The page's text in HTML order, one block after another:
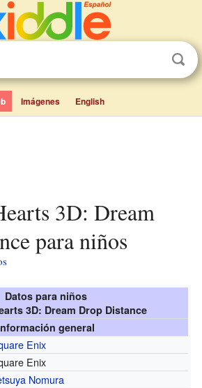
Imágenes English
para niños
Datos para niños
3D: Dream Drop Distance
general
Enix
Enix
Nomura